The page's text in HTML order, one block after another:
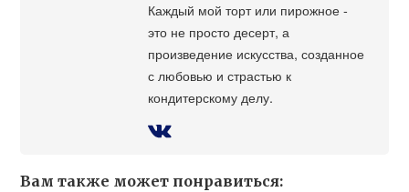
Каждый мой торт или пирожное -
это не просто десерт, а
произведение искусства, созданное
с любовью и страстью к
кондитерскому делу.
Вам также может понравиться: